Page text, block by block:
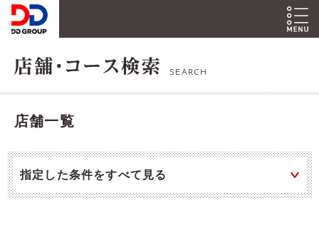
SEARCH
店舗一覧
指定した条件をすべて見る